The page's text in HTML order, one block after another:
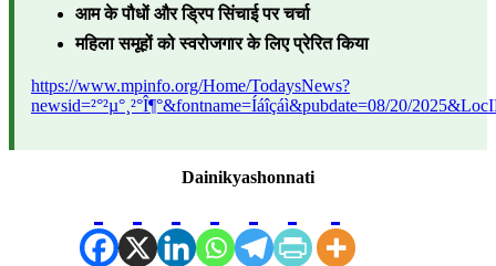
आम के पौधों और ड्रिप सिंचाई पर चर्चा
महिला समूहों को स्वरोजगार के लिए प्रेरित किया
https://www.mpinfo.org/Home/TodaysNews?
newsid=²°²µ°¸²°Î¶°&fontname=Íáîçáì&pubdate=08/20/
Dainikyashonnati